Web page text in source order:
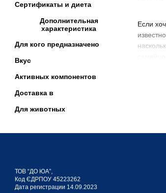
Если
Сертификаты и диета
Дополнительная
характеристика
Для кого предназначено
Вкус
Активных компонентов
Доставка в
Для животных
ТОВ “ДО ЮА”,
Код ЄДРПОУ 45223262
Дата регистрации 14.09.2023